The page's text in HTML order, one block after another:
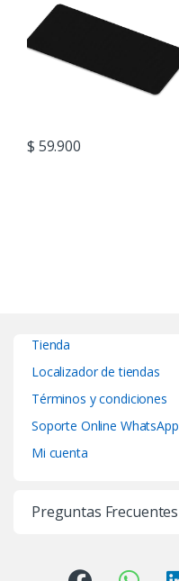
$ 59.900
Tienda
Localizador de tiendas
Términos y condiciones
Soporte Online WhatsApp
Mi cuenta
Preguntas Frecuentes